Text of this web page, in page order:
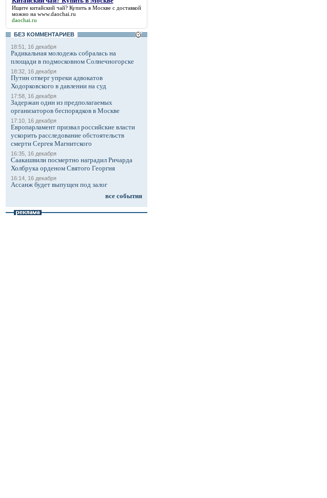
Ищите китайский чай? Купить в Москвес доставкой
можно на www.daochai.ru
daochai.ru
БЕЗ КОМMЕНТАРИЕВ
18:51, 16 декабря
Радикальная молодежь собралась на
площади в подмосковном Солнечногорске
18:32, 16 декабря
Путин отверг упреки адвокатов
Ходорковского в давлении на суд
17:58, 16 декабря
Задержан один из предполагаемых
организаторов беспорядков в Москве
17:10, 16 декабря
Европарламент призвал российские власти
ускорить расследование обстоятельств
смерти Сергея Магнитского
16:35, 16 декабря
Саакашвили посмертно наградил Ричарда
Холбрука орденом Святого Георгия
16:14, 16 декабря
Ассанж будет выпущен под залог
все события